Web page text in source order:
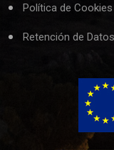
Política de Cookies
Retención de